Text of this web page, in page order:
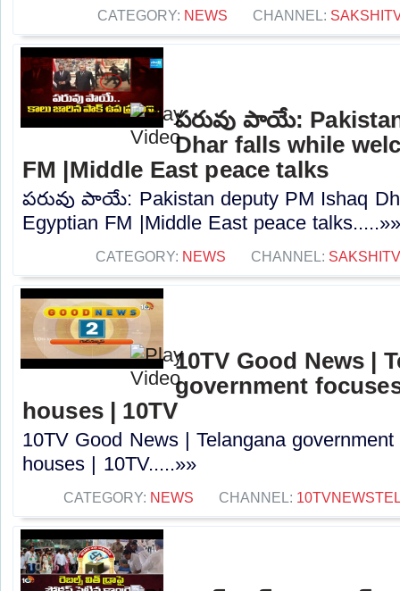
CATEGORY: NEWS CHANNEL:
పరువు పాయే:
Dhar falls while
FM |Middle East peace talks
పరువు పాయే: Pakistan deputy PM Ishaq
Egyptian FM |Middle East peace
CATEGORY: NEWS CHANNEL: SAKSHITV
10TV Good News |
government
houses | 10TV
10TV Good News | Telangana
houses | 10TV.....»»
CATEGORY: NEWS CHANNEL: